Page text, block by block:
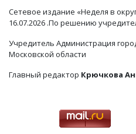
Сетевое издание «Неделя в
16.07.2026 .По решению
Учредитель Администрация
Московской области
Главный редактор Крючкова